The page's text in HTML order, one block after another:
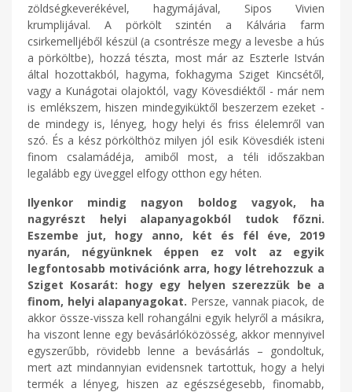
zöldségkeverékével, hagymájával, Sipos Vivien
krumplijával. A pörkölt szintén a Kálvária farm
csirkemelljéből készül (a csontrésze megy a levesbe a hús
a pörköltbe), hozzá tészta, most már az Eszterle István
által hozottakból, hagyma, fokhagyma Sziget Kincsétől,
vagy a Kunágotai olajoktól, vagy Kövesdiéktől - már nem
is emlékszem, hiszen mindegyiküktől beszerzem ezeket -
de mindegy is, lényeg, hogy helyi és friss élelemről van
szó. És a kész pörkölthöz milyen jól esik Kövesdiék isteni
finom csalamádéja, amiből most, a téli időszakban
legalább egy üveggel elfogy otthon egy héten.
Ilyenkor mindig nagyon boldog vagyok, ha
nagyrészt helyi alapanyagokból tudok főzni.
Eszembe jut, hogy anno, két és fél éve, 2019
nyarán, négyünknek éppen ez volt az egyik
legfontosabb motivációnk arra, hogy létrehozzuk a
Sziget Kosarát: hogy egy helyen szerezzük be a
finom, helyi alapanyagokat. Persze, vannak piacok, de
akkor össze-vissza kell rohangálni egyik helyről a másikra,
ha viszont lenne egy bevásárlóközösség, akkor mennyivel
egyszerűbb, rövidebb lenne a bevásárlás – gondoltuk,
mert azt mindannyian evidensnek tartottuk, hogy a helyi
termék a lényeg, hiszen az egészségesebb, finomabb,